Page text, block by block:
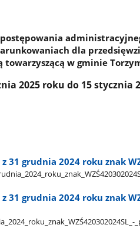
dla
w gminie
2025 roku do 15 stycznia
31 grudnia 2024 roku znak
31 grudnia 2024 roku znak